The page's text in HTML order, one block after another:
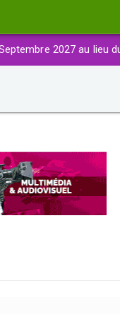
2027 au lieu